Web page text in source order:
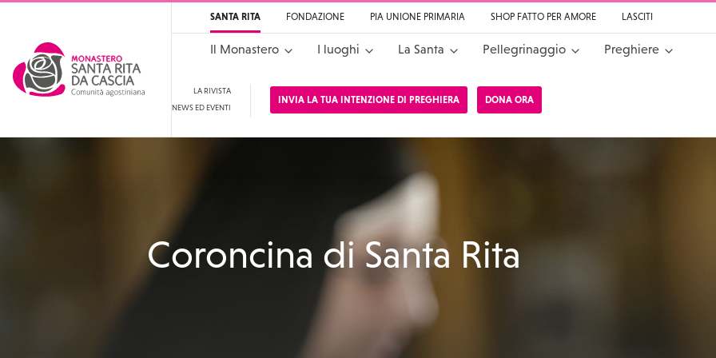
Santa Rita
Santuario di Santa Rita da Cascia
SANTA RITA FONDAZIONE PIA UNIONE PRIMARIA SHOP FATTO PER AMORE LASCITI
Il Monastero I luoghi La Santa Pellegrinaggio Preghiere
LA RIVISTA
NEWS ED EVENTI
INVIA LA TUA INTENZIONE DI PREGHIERA DONA ORA
Coroncina di Santa Rita